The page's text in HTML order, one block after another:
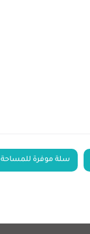
سلة موفرة للمساحة